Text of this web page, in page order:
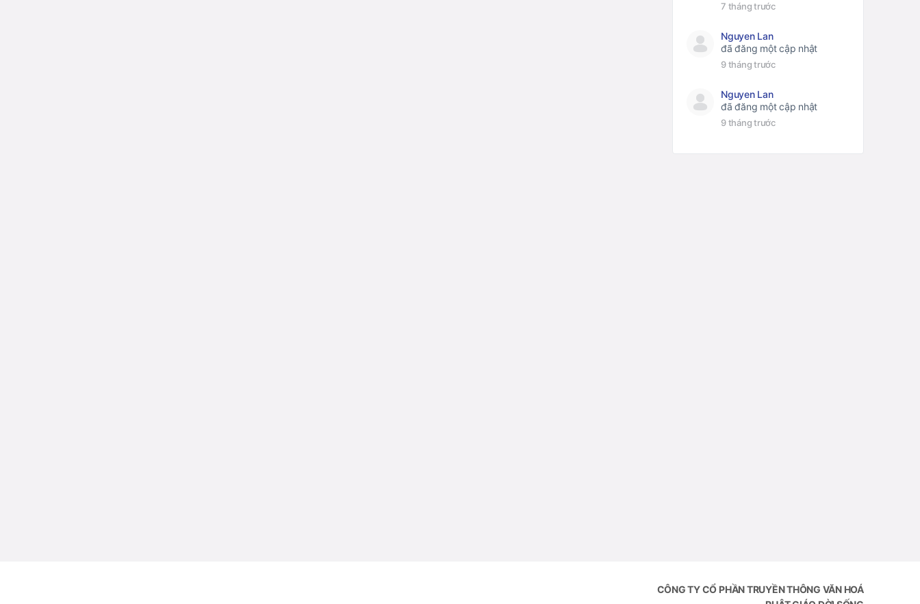
7 tháng trước
Nguyen Lan
đã đăng một cập nhật
9 tháng trước
Nguyen Lan
đã đăng một cập nhật
9 tháng trước
CÔNG TY CỔ PHẦN TRUYỀN THÔNG VĂN HOÁ